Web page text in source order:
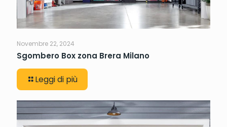
Novembre 22, 2024
Sgombero Box zona Brera Milano
Leggi di più